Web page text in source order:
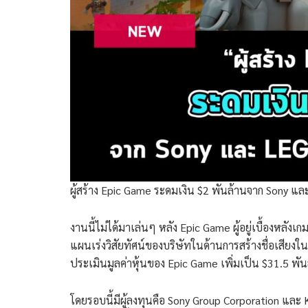
ผู้สร้าง Epic Game ระดมเงิน $2 พันล้านจาก Sony แ
งานนี้ไม่ได้มาเล่นๆ หลัง Epic Game ผู้อยู่เบื้องหลัง
แผนเร่งวิสัยทัศน์ของบริษัทในด้านการสร้างชื่อเสียง
ประเมินมูลค่าหุ้นของ Epic Game เพิ่มเป็น $31.5 พั
โดยรอบนี้มีผู้ลงทุนคือ Sony Group Corporation และ